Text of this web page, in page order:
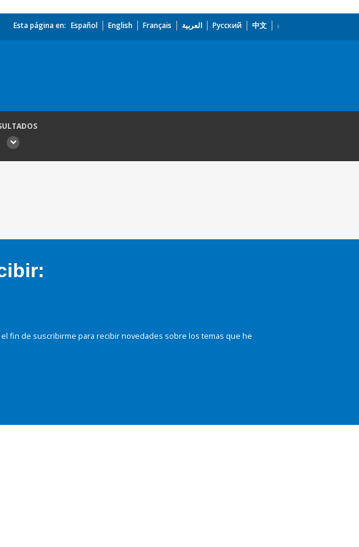
Esta página en: Español English Français العربية Русский 中文
fin de suscribirme para recibir novedades sobre los temas que he